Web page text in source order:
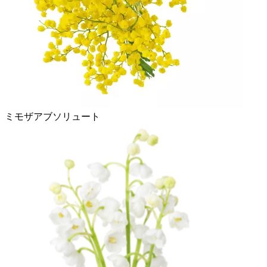
ミモザアブソリュート